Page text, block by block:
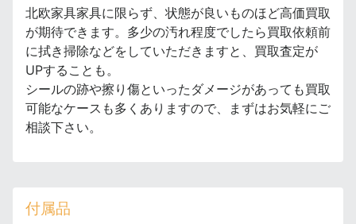
北欧家具家具に限らず、状態が良いものほど高価買取
が期待できます。多少の汚れ程度でしたら買取依頼前
に拭き掃除などをしていただきますと、買取査定が
UPすることも。
シールの跡や擦り傷といったダメージがあっても買取
可能なケースも多くありますので、まずはお気軽にご
相談下さい。
付属品